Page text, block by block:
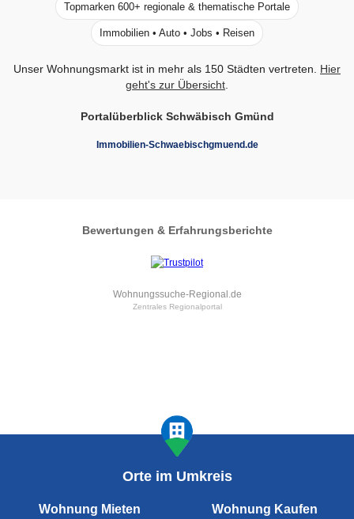
Topmarken 600+ regionale & thematische Portale
Immobilien • Auto • Jobs • Reisen
Unser Wohnungsmarkt ist in mehr als 150 Städten vertreten. Hier
geht's zur Übersicht.
Portalüberblick Schwäbisch Gmünd
Immobilien-Schwaebischgmuend.de
Bewertungen & Erfahrungsberichte
Wohnungssuche-Regional.de
Zentrales Regionalportal
Orte im Umkreis
Wohnung Mieten Wohnung Kaufen